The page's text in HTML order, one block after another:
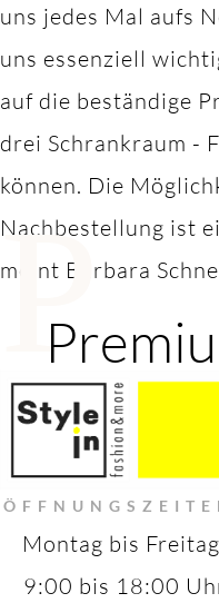
uns jedes Mal aufs
uns essenziell
auf die beständige
drei Schrankraum -
können. Die
Nachbestellung ist
meint Barbara
P
Montag bis
9:00 bis 18:00